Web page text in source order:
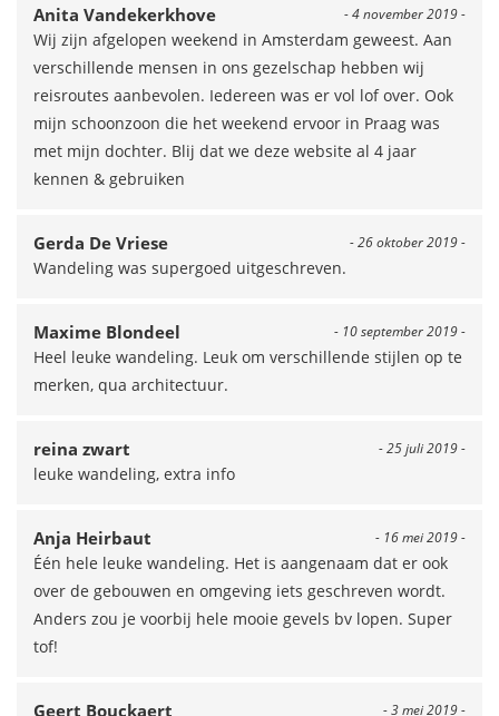
- 4 november 2019 -
Anita Vandekerkhove
Wij zijn afgelopen weekend in Amsterdam geweest. Aan
verschillende mensen in ons gezelschap hebben wij
reisroutes aanbevolen. Iedereen was er vol lof over. Ook
mijn schoonzoon die het weekend ervoor in Praag was
met mijn dochter. Blij dat we deze website al 4 jaar
kennen & gebruiken
- 26 oktober 2019 -
Gerda De Vriese
Wandeling was supergoed uitgeschreven.
- 10 september 2019 -
Maxime Blondeel
Heel leuke wandeling. Leuk om verschillende stijlen op te
merken, qua architectuur.
- 25 juli 2019 -
reina zwart
leuke wandeling, extra info
- 16 mei 2019 -
Anja Heirbaut
Één hele leuke wandeling. Het is aangenaam dat er ook
over de gebouwen en omgeving iets geschreven wordt.
Anders zou je voorbij hele mooie gevels bv lopen. Super
tof!
- 3 mei 2019 -
Geert Bouckaert